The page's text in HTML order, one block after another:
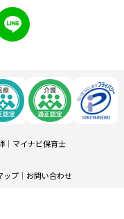
│ マイナビ保育士
ップ │ お問い合わせ